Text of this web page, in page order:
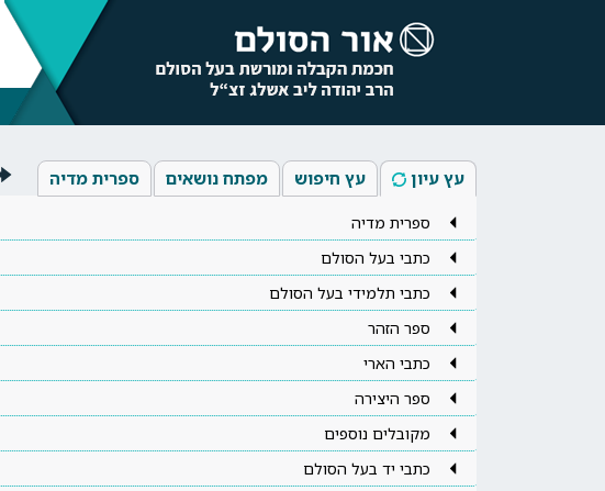
עץ עיון עץ חיפוש מפתח נושאים ספרית מדיה
ספרית מדיה
כתבי בעל הסולם
כתבי תלמידי בעל הסולם
ספר הזהר
כתבי הארי
ספר היצירה
מקובלים נוספים
כתבי יד בעל הסולם